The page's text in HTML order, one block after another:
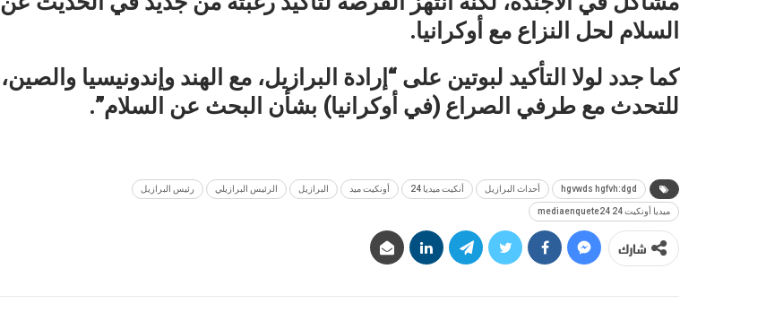
السلام لحل النزاع مع أوكرانيا.
كما جدد لولا التأكيد لبوتين على “إرادة البرازيل، مع الهند وإندونيسيا والصين،
للتحدث مع طرفي الصراع (في أوكرانيا) بشأن البحث عن السلام”.
hgvwds hgfvh:dgd أحداث البرازيل أنكيت ميديا 24 أونكيت ميد البرازيل الرئيس البرازيلي رئيس البرازيل
ميديا أونكيت 24 mediaenquete24
شارك